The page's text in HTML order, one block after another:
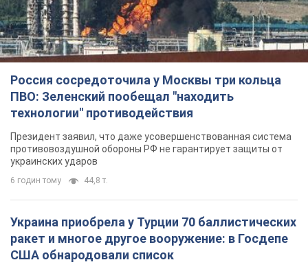
Россия сосредоточила у Москвы три кольца
ПВО: Зеленский пообещал "находить
технологии" противодействия
Президент заявил, что даже усовершенствованная система
противовоздушной обороны РФ не гарантирует защиты от
украинских ударов
6 годин тому 44,8 т.
Украина приобрела у Турции 70 баллистических
ракет и многое другое вооружение: в Госдепе
США обнародовали список